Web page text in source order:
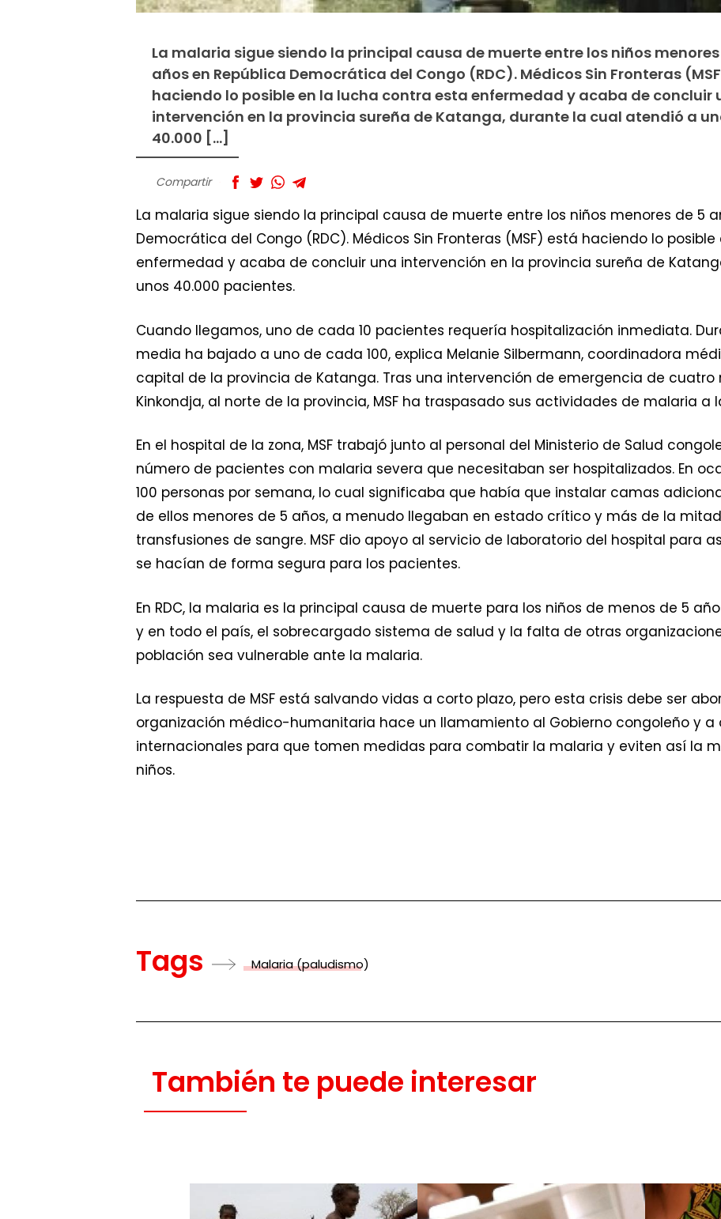
La malaria sigue siendo la principal causa de muerte entre los niños menores
años en República Democrática del Congo (RDC). Médicos Sin Fronteras
haciendo lo posible en la lucha contra esta enfermedad y acaba de concluir
intervención en la provincia sureña de Katanga, durante la cual atendió a
40.000 […]
Compartir
La malaria sigue siendo la principal causa de muerte entre los niños menores de 5
Democrática del Congo (RDC). Médicos Sin Fronteras (MSF) está haciendo lo
enfermedad y acaba de concluir una intervención en la provincia sureña de
unos 40.000 pacientes.
Cuando llegamos, uno de cada 10 pacientes requería hospitalización inmediata.
media ha bajado a uno de cada 100, explica Melanie Silbermann, coordinadora
capital de la provincia de Katanga. Tras una intervención de emergencia de cuatro
Kinkondja, al norte de la provincia, MSF ha traspasado sus actividades de malaria a
En el hospital de la zona, MSF trabajó junto al personal del Ministerio de Salud
número de pacientes con malaria severa que necesitaban ser hospitalizados. En
100 personas por semana, lo cual significaba que había que instalar camas
de ellos menores de 5 años, a menudo llegaban en estado crítico y más de la
transfusiones de sangre. MSF dio apoyo al servicio de laboratorio del hospital para
se hacían de forma segura para los pacientes.
En RDC, la malaria es la principal causa de muerte para los niños de menos de 5
y en todo el país, el sobrecargado sistema de salud y la falta de otras
población sea vulnerable ante la malaria.
La respuesta de MSF está salvando vidas a corto plazo, pero esta crisis debe ser
organización médico-humanitaria hace un llamamiento al Gobierno congoleño y a
internacionales para que tomen medidas para combatir la malaria y eviten así la
niños.
Tags Malaria (paludismo)
También te puede interesar